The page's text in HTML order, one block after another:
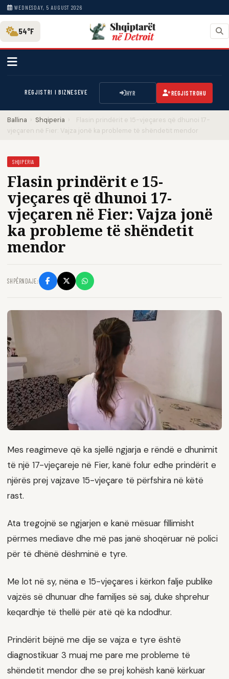
WEDNESDAY, 5 AUGUST 2026
54°F
REGJISTRI I BIZNESEVE HYR REGJISTROHU
Ballina › Shqiperia ›
Flasin prindërit e 15-vjeçares që dhunoi 17-
vjeçaren në Fier: Vajza jonë ka probleme të shëndetit mendor
SHQIPERIA
Flasin prindërit e 15-
vjeçares që dhunoi 17-
vjeçaren në Fier: Vajza jonë
ka probleme të shëndetit
mendor
SHPËRNDAJE:
Mes reagimeve që ka sjellë ngjarja e rëndë e dhunimit
të një 17-vjeçareje në Fier, kanë folur edhe prindërit e
njërës prej vajzave 15-vjeçare të përfshira në këtë
rast.
Ata tregojnë se ngjarjen e kanë mësuar fillimisht
përmes mediave dhe më pas janë shoqëruar në polici
për të dhënë dëshminë e tyre.
Me lot në sy, nëna e 15-vjeçares i kërkon falje publike
vajzës së dhunuar dhe familjes së saj, duke shprehur
keqardhje të thellë për atë që ka ndodhur.
Prindërit bëjnë me dije se vajza e tyre është
diagnostikuar 3 muaj me pare me probleme të
shëndetit mendor dhe se prej kohësh kanë kërkuar